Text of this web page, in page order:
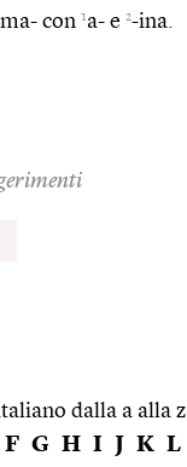
con 1a- e 2-ina.
dalla a alla z
F G H I J K L